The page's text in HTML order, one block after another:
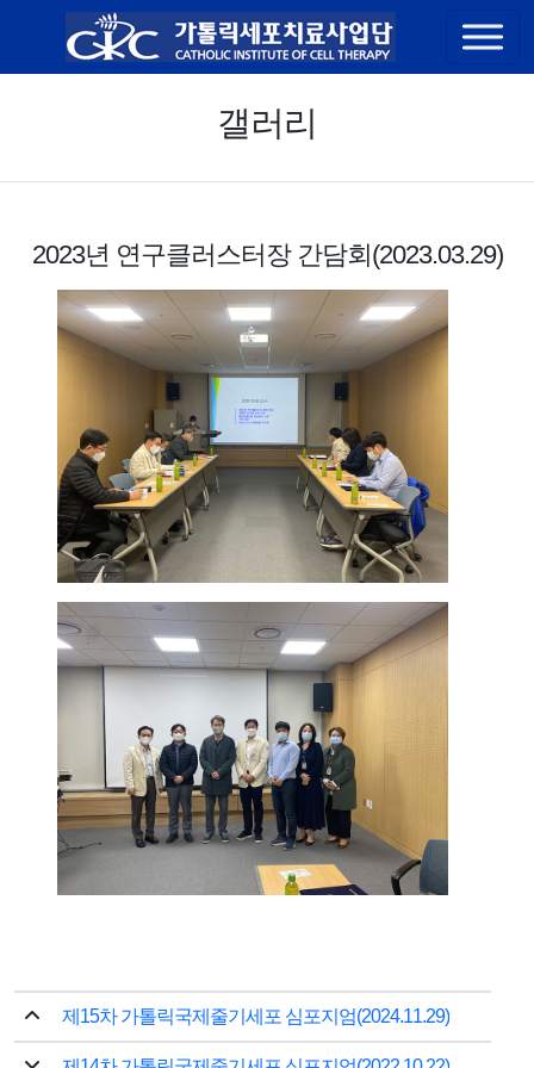
콘텐츠 바로가기
갤러리
2023년 연구클러스터장 간담회(2023.03.29)
제15차 가톨릭국제줄기세포 심포지엄(2024.11.29)